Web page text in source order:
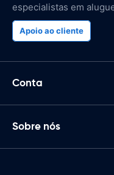
especialistas em
Apoio ao cliente
Conta
Sobre nós